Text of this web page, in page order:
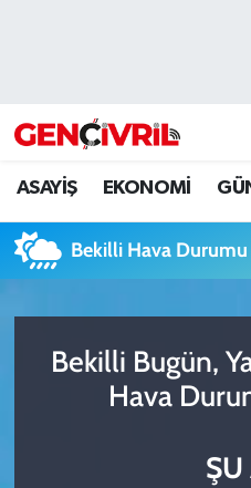
ASAYİŞ EKONOMİ
Bekilli Hava Durumu
Bekilli Bugün,
Hava
ŞU
DENİZLİ
EĞİTİM
EKONOMİ
ULUSAL
Merkezefendi Trafik
Süper Lig Puan
Tüm Manşetler
Haber Arşivi